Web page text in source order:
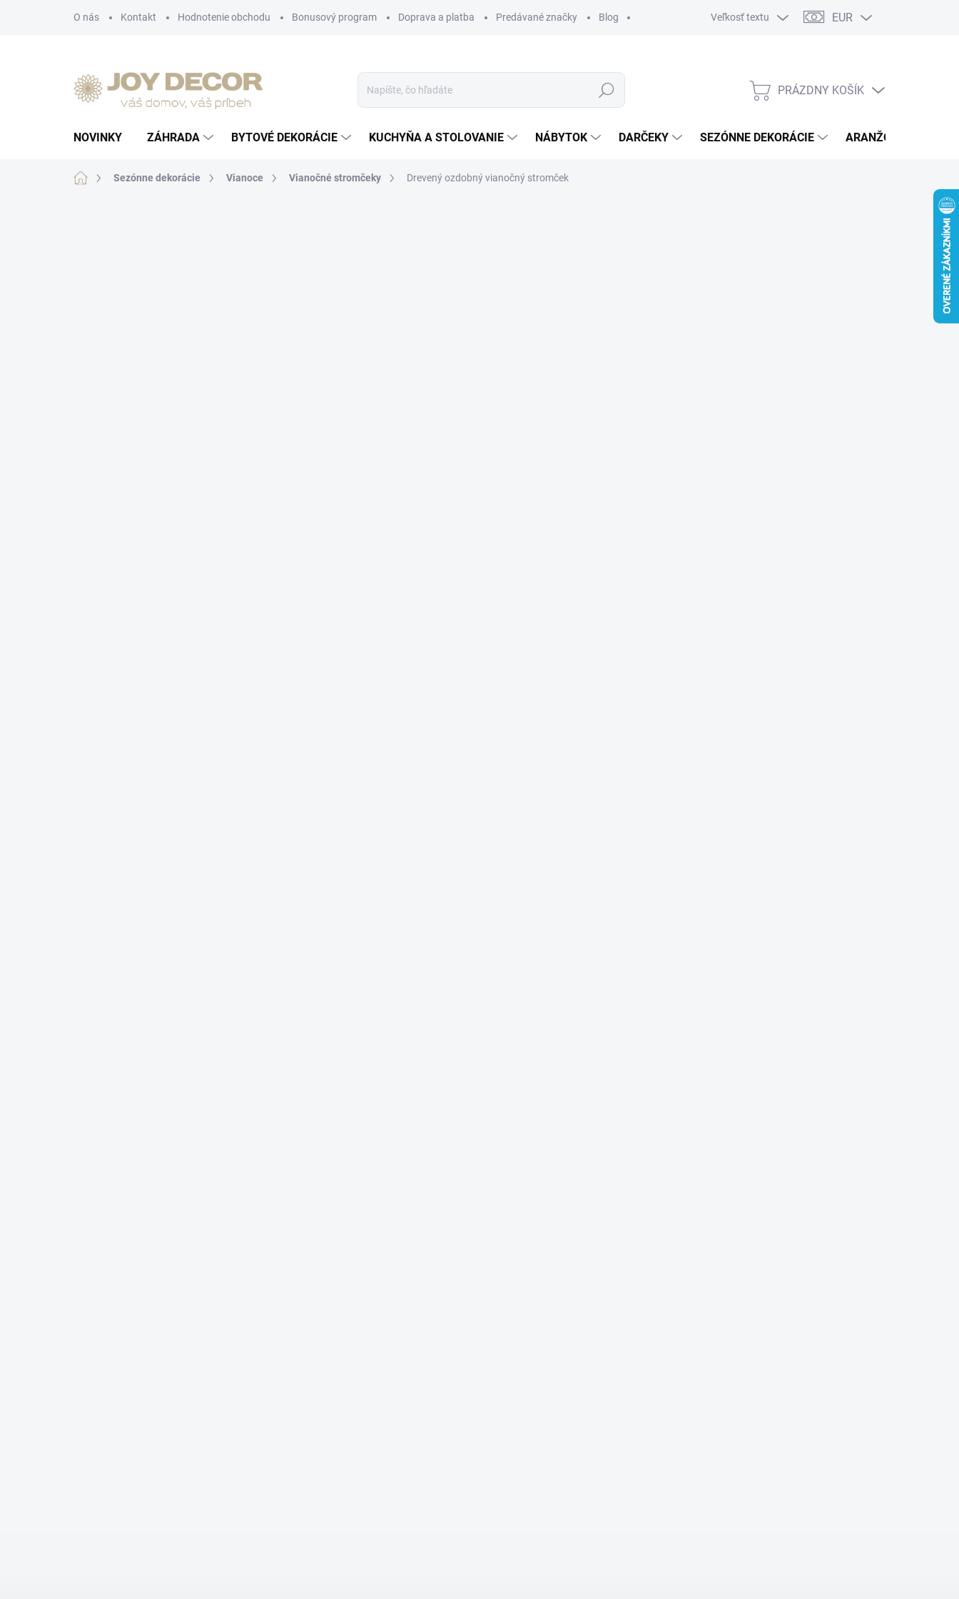
O nás Kontakt Hodnotenie obchodu Bonusový program Doprava a platba Predávané značky Blog Veľkosť textu EUR
Hľadať
NÁKUPNÝ
PRÁZDNY KOŠÍK
NOVINKY ZÁHRADA BYTOVÉ DEKORÁCIE KUCHYŇA A STOLOVANIE NÁBYTOK DARČEKY SEZÓNNE DEKORÁCIE ARANŽOVACÍ
DomovSezónne dekorácie Vianoce Vianočné stromčeky Drevený ozdobný vianočný stromček